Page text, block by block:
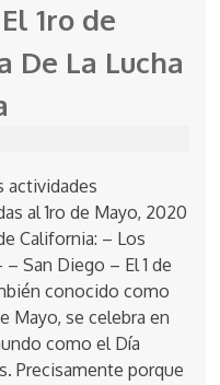
1ro de
De La Lucha
actividades
al 1ro de Mayo, 2020
California: – Los
San Diego – El 1 de
conocido como
Mayo, se celebra en
como el Día
Precisamente porque